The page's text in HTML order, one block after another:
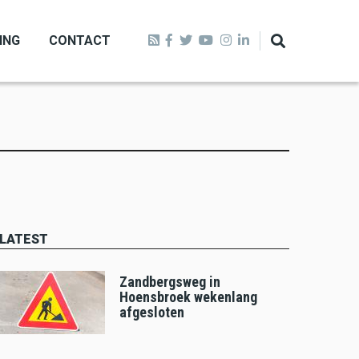
CONTACT
LATEST
Zandbergsweg in
Hoensbroek wekenlang
afgesloten